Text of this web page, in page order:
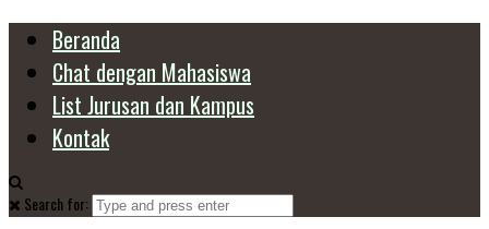
Beranda
Chat dengan Mahasiswa
List Jurusan dan Kampus
Kontak
Search for: